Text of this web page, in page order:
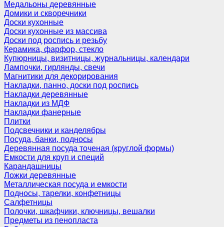
Медальоны деревянные
Домики и скворечники
Доски кухонные
Доски кухонные из массива
Доски под роспись и резьбу
Керамика, фарфор, стекло
Купюрницы, визитницы, журнальницы, календари
Лампочки, гирлянды, свечи
Магнитики для декорирования
Накладки, панно, доски под роспись
Накладки деревянные
Накладки из МДФ
Накладки фанерные
Плитки
Подсвечники и канделябры
Посуда, банки, подносы
Деревянная посуда точеная (круглой формы)
Емкости для круп и специй
Карандашницы
Ложки деревянные
Металлическая посуда и емкости
Подносы, тарелки, конфетницы
Салфетницы
Полочки, шкафчики, ключницы, вешалки
Предметы из пенопласта